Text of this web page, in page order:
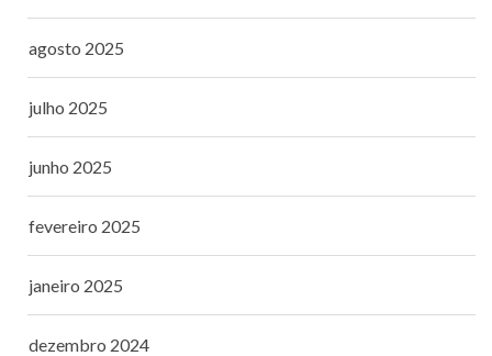
agosto 2025
julho 2025
junho 2025
fevereiro 2025
janeiro 2025
dezembro 2024